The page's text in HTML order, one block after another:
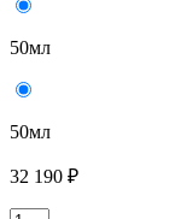
50мл
50мл
32 190 ₽